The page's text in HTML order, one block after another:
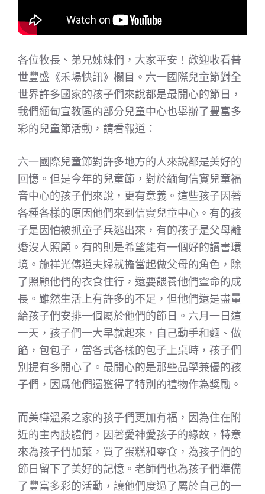
各位牧長、弟兄姊妹們，大家平安！歡迎收看普
世豐盛《禾場快訊》欄目。六一國際兒童節對全
世界許多國家的孩子們來說都是最開心的節日，
我們緬甸宣教區的部分兒童中心也舉辦了豐富多
彩的兒童節活動，請看報道：
六一國際兒童節對許多地方的人來說都是美好的
回憶。但是今年的兒童節，對於緬甸信實兒童福
音中心的孩子們來說，更有意義。這些孩子因著
各種各樣的原因他們來到信實兒童中心。有的孩
子是因怕被抓童子兵逃出來，有的孩子是父母離
婚沒人照顧。有的則是希望能有一個好的讀書環
境。施祥光傳道夫婦就擔當起做父母的角色，除
了照顧他們的衣食住行，還要餵養他們靈命的成
長。雖然生活上有許多的不足，但他們還是盡量
給孩子們安排一個屬於他們的節日。六月一日這
一天，孩子們一大早就起來，自己動手和麵、做
餡，包包子，當各式各樣的包子上桌時，孩子們
別提有多開心了。最開心的是那些品學兼優的孩
子們，因爲他們還獲得了特別的禮物作為獎勵。
而美樺溫柔之家的孩子們更加有福，因為住在附
近的主內肢體們，因著愛神愛孩子的緣故，特意
來為孩子們加菜，買了蛋糕和零食，為孩子們的
節日留下了美好的記憶。老師們也為孩子們準備
了豐富多彩的活動，讓他們度過了屬於自己的一